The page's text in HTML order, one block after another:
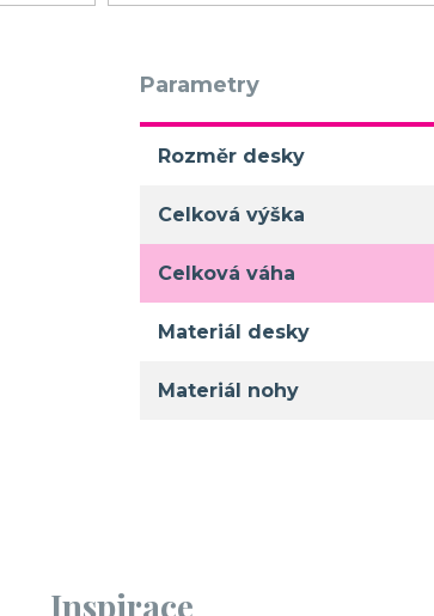
Parametry
Rozměr desky
Celková výška
Celková váha
Materiál desky
Materiál nohy
Inspirace